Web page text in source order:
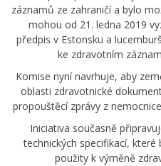
záznamů ze zahraničí a bylo
mohou od 21. ledna 2019
předpis v Estonsku a
ke zdravotním
Komise nyní navrhuje, aby
oblasti zdravotnické
propouštěcí zprávy z
Iniciativa současně
technických specifikací,
použity k výměně